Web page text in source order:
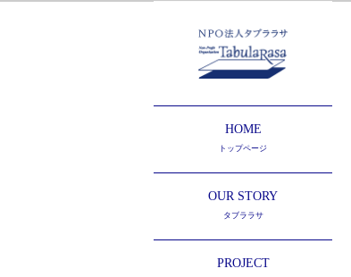
HOME
トップページ
OUR STORY
タブララサ
PROJECT